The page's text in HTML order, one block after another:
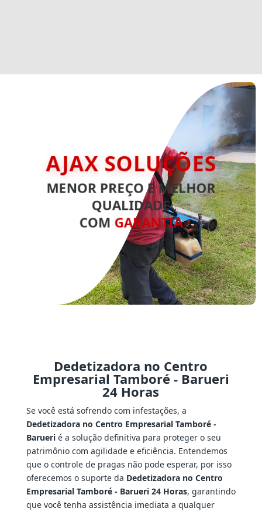
AJAX SOLUÇÕES
MENOR PREÇO E MELHOR
QUALIDADE
COM GARANTIA
Dedetizadora no Centro
Empresarial Tamboré - Barueri
24 Horas
Se você está sofrendo com infestações, a
Dedetizadora no Centro Empresarial Tamboré -
Baruerié a solução definitiva para proteger o seu
patrimônio com agilidade e eficiência. Entendemos
que o controle de pragas não pode esperar, por isso
oferecemos o suporte da Dedetizadora no Centro
Empresarial Tamboré - Barueri 24 Horas, garantindo
que você tenha assistência imediata a qualquer